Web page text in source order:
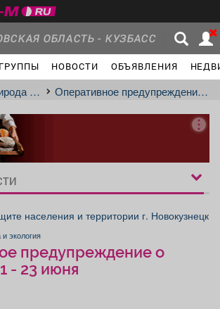
ОБЛАСТЬ - КУЗБАСС
ГРУППЫ НОВОСТИ ОБЪЯВЛЕНИЯ
Группы
Недвижимость Услуги
и экология Оперативное предупреждение о погоде на 21 - 23 июня
населения и территории г. Новокузнецк
экология
предупреждение о
- 23 июня